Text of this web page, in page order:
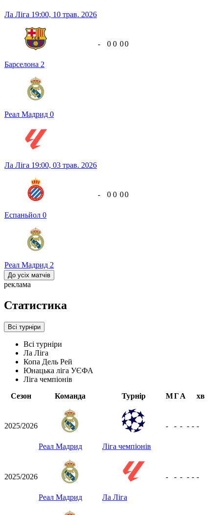
Ла Ліга 19:00, 10 трав. 2026
Барселона 2
Реал Мадрид 0
- 0 0 00
Ла Ліга 19:00, 03 трав. 2026
Еспаньйол 0
Реал Мадрид 2
- 0 0 00
До усіх матчів
реклама
Статистика
Всі турніри
Всі турніри
Ла Ліга
Копа Дель Рей
Юнацька ліга УЄФА
Ліга чемпіонів
Сезон
Команда Турнір МГА хв
2025/2026
Реал Мадрид Ліга чемпіонів
- - - - - -
2025/2026
Реал Мадрид Ла Ліга
- - - - - -